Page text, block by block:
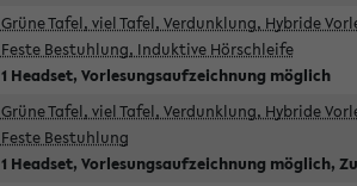
Grüne Tafel, viel Tafel, Verdunklung, Hybride
Feste Bestuhlung, Induktive Hörschleife
1 Headset, Vorlesungsaufzeichnung möglich
Grüne Tafel, viel Tafel, Verdunklung, Hybride
Feste Bestuhlung
1 Headset, Vorlesungsaufzeichnung möglich,